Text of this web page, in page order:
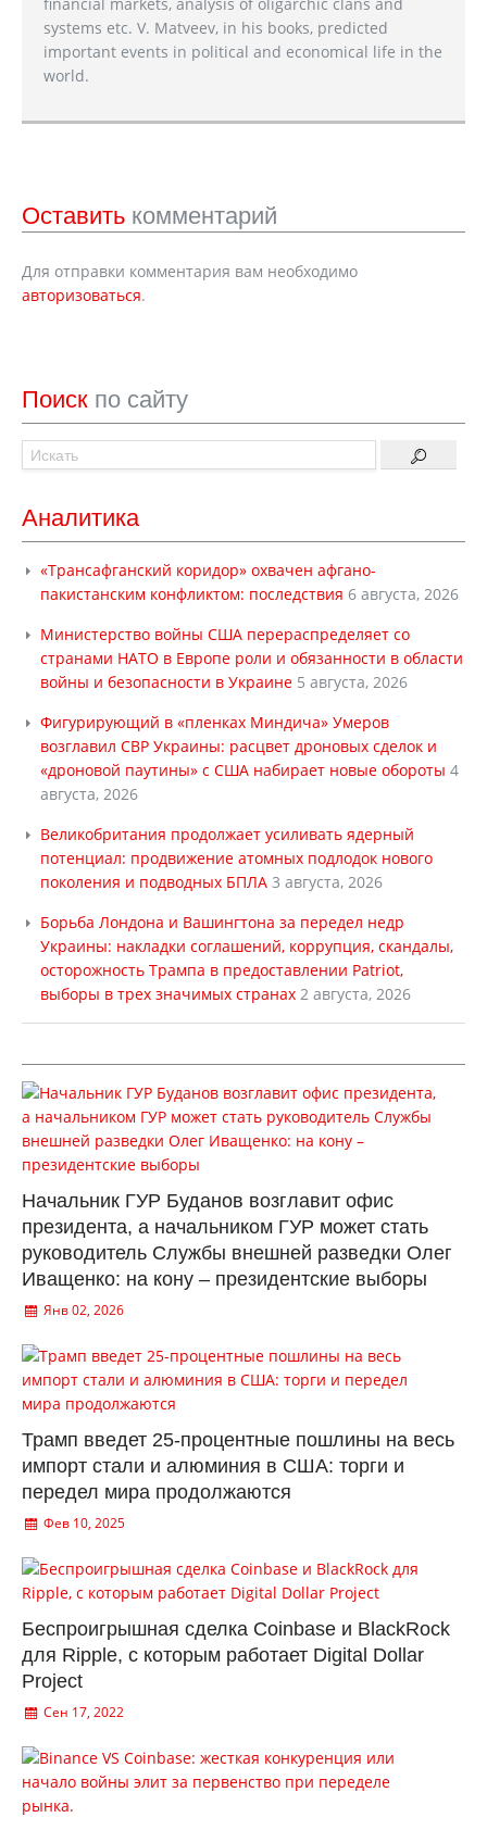
systems etc. V. Matveev, in his books, predicted
important events in political and economical life in the
world.
Оставить комментарий
Для отправки комментария вам необходимо
авторизоваться.
Поиск по сайту
Аналитика
«Трансафганский коридор» охвачен афгано-
пакистанским конфликтом: последствия 6 августа, 2026
Министерство войны США перераспределяет со
странами НАТО в Европе роли и обязанности в области
войны и безопасности в Украине 5 августа, 2026
Фигурирующий в «пленках Миндича» Умеров
возглавил СВР Украины: расцвет дроновых сделок и
«дроновой паутины» с США набирает новые обороты 4
августа, 2026
Великобритания продолжает усиливать ядерный
потенциал: продвижение атомных подлодок нового
поколения и подводных БПЛА 3 августа, 2026
Борьба Лондона и Вашингтона за передел недр
Украины: накладки соглашений, коррупция, скандалы,
осторожность Трампа в предоставлении Patriot,
выборы в трех значимых странах 2 августа, 2026
Начальник ГУР Буданов возглавит офис
президента, а начальником ГУР может стать
руководитель Службы внешней разведки Олег
Иващенко: на кону – президентские выборы
Янв 02, 2026
Трамп введет 25-процентные пошлины на весь
импорт стали и алюминия в США: торги и
передел мира продолжаются
Фев 10, 2025
Беспроигрышная сделка Coinbase и BlackRock
для Ripple, с которым работает Digital Dollar
Project
Сен 17, 2022